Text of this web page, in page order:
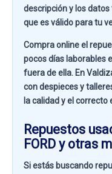
descripción y los
que es válido para tu
Compra online el
pocos días laborables
fuera de ella. En
con despieces y
la calidad y el
Repuestos
FORD y otras
Si estás buscando